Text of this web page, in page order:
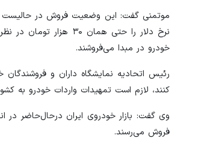
موتمنی گفت: این وضعیت فروش در حالیست که
خودرو در مبدا می‌فروشند.
رئیس اتحادیه نمایشگاه داران و
کنند، لازم است تمهیدات واردات خودرو به
وی گفت: بازار خودروی ایران درحال‌حاضر
فروش می‌رسند.